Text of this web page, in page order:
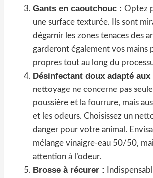
Gants en caoutchouc : Optez
une surface texturée. Ils sont
dégarnir les zones tenaces des
garderont également vos mains
propres tout au long du
Désinfectant doux adapté aux
nettoyage ne concerne pas
poussière et la fourrure, mais
et les odeurs. Choisissez un
danger pour votre animal.
mélange vinaigre-eau 50/50,
attention à l’odeur.
Brosse à récurer :